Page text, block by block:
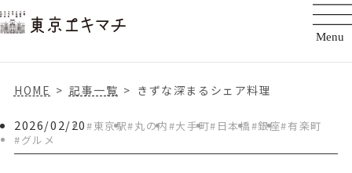
HOME 記事一覧 きずな深まるシェア料理
2026/02/20#東京駅#丸の内#大手町#日本橋#銀座#有楽町
#グルメ